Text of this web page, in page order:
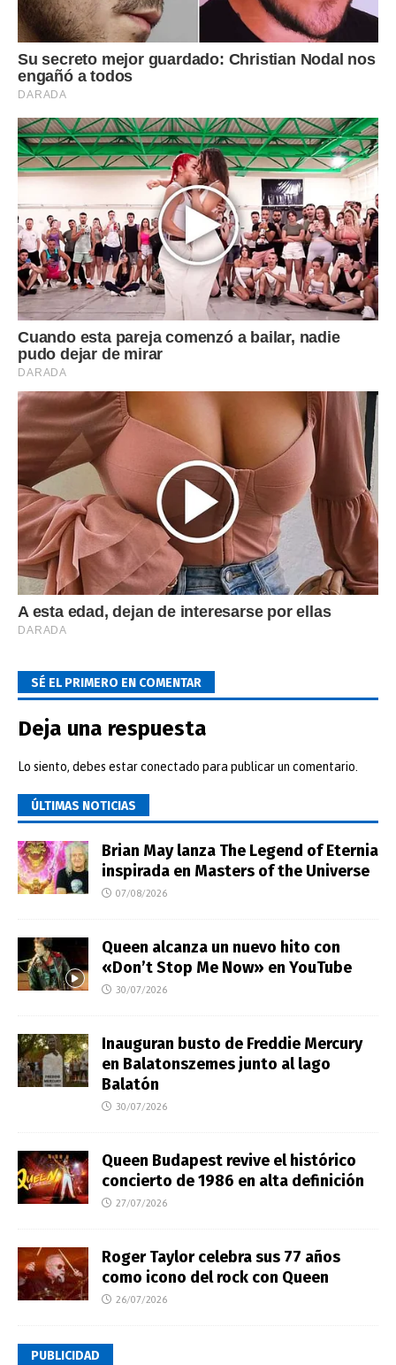
SÉ EL PRIMERO EN COMENTAR
Deja una respuesta
Lo siento, debes estarconectado para publicar un comentario.
ÚLTIMAS NOTICIAS
Brian May lanza The Legend of Eternia
inspirada en Masters of the Universe
07/08/2026
Queen alcanza un nuevo hito con
«Don’t Stop Me Now» en YouTube
30/07/2026
Inauguran busto de Freddie Mercury
en Balatonszemes junto al lago
Balatón
30/07/2026
Queen Budapest revive el histórico
concierto de 1986 en alta definición
27/07/2026
Roger Taylor celebra sus 77 años
como icono del rock con Queen
26/07/2026
PUBLICIDAD